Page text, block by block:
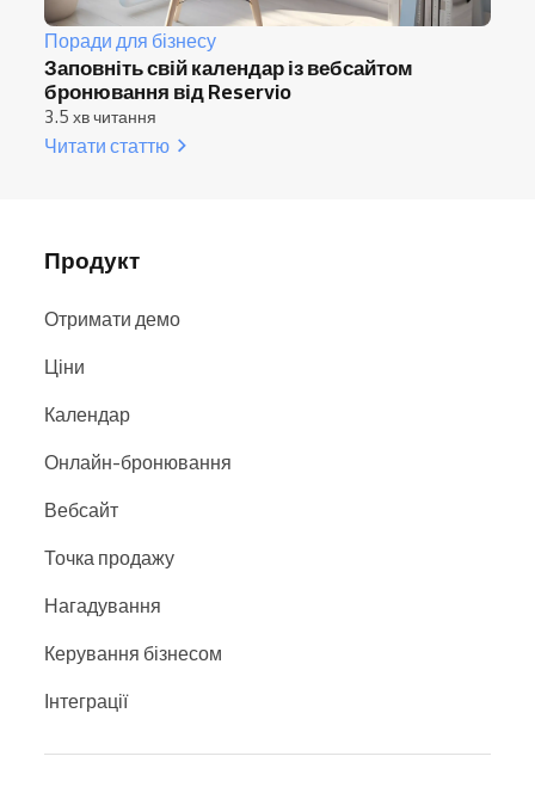
Поради для бізнесу
Заповніть свій календар із вебсайтом
бронювання від Reservio
3.5 хв читання
Читати статтю
Продукт
Отримати демо
Ціни
Календар
Онлайн-бронювання
Вебсайт
Точка продажу
Нагадування
Керування бізнесом
Інтеграції